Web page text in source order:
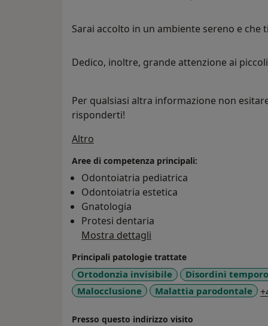
Sarai accolto in un ambiente sereno e che
Dedico, inoltre, grande attenzione ai
Per qualsiasi altra informazione non
risponderti!
Altro
Aree di competenza principali:
Odontoiatria pediatrica
Odontoiatria estetica
Gnatologia
Protesi dentaria
Mostra dettagli
Principali patologie trattate
Ortodonzia invisibile Disordini
Malocclusione
Malattia parodontale
Presso questo indirizzo visito